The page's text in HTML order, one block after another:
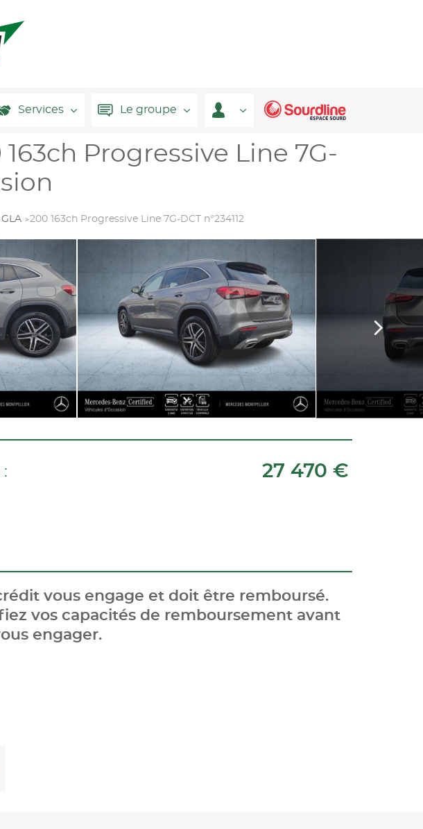
Services Le groupe
163ch Progressive Line 7G-
200 163ch Progressive Line 7G-DCT n°234112
: 27 470 €
vous engage et doit être remboursé.
vos capacités de remboursement avant
engager.